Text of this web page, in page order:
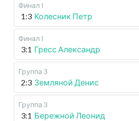
Финал I
1:3 Колесник Петр
Финал I
3:1 Гресс Александр
Группа 3
2:3 Земляной Денис
Группа 3
3:1 Бережной Леонид